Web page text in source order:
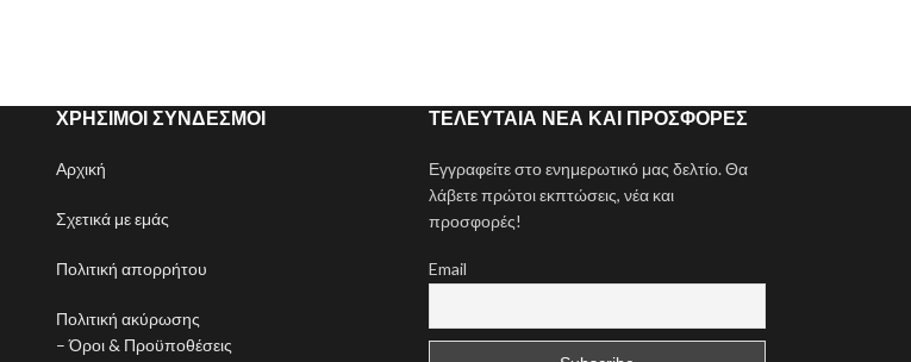
ΧΡΉΣΙΜΟΙ ΣΎΝΔΕΣΜΟΙ
Αρχική
Σχετικά με εμάς
Πολιτική απορρήτου
Πολιτική ακύρωσης
– Όροι & Προϋποθέσεις
ΤΕΛΕΥΤΑΊΑ ΝΈΑ ΚΑΙ ΠΡΟΣΦΟΡΈΣ
Εγγραφείτε στο ενημερωτικό μας δελτίο. Θα
λάβετε πρώτοι εκπτώσεις, νέα και
προσφορές!
Email